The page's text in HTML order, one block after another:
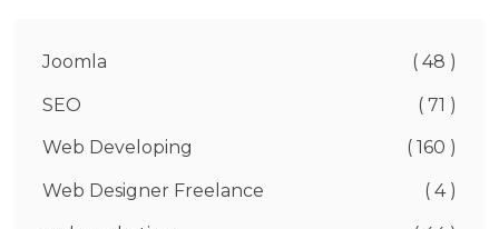
Joomla ( 48 )
SEO ( 71 )
Web Developing ( 160 )
Web Designer Freelance ( 4 )